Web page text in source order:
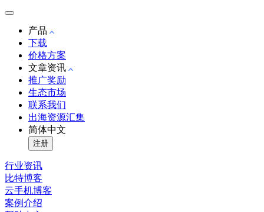
产品
下载
价格方案
文章资讯
推广奖励
生态市场
联系我们
出海资源汇集
简体中文
注册
行业资讯
比特博客
云手机博客
案例介绍